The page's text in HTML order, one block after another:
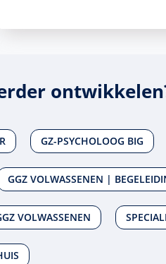
GZ-PSYCHOLOOG BIG
GGZ VOLWASSENEN |
VOLWASSENEN